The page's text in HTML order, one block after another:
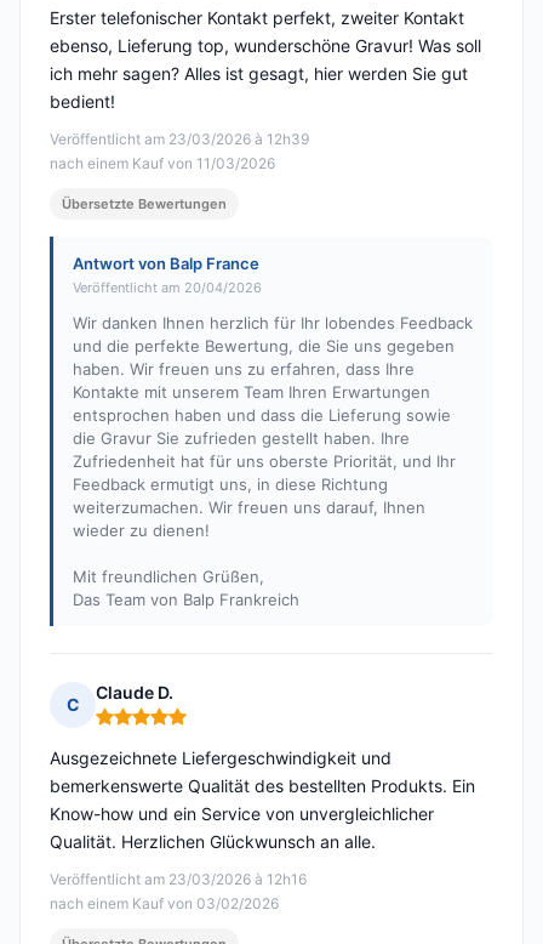
Veröffentlicht am 23/03/2026 à 12h39
nach einem Kauf von 11/03/2026
Erster telefonischer Kontakt perfekt, zweiter Kontakt
ebenso, Lieferung top, wunderschöne Gravur! Was soll
ich mehr sagen? Alles ist gesagt, hier werden Sie gut
bedient!
Übersetzte Bewertungen
Antwort von Balp France
Veröffentlicht am 20/04/2026
Wir danken Ihnen herzlich für Ihr lobendes Feedback
und die perfekte Bewertung, die Sie uns gegeben
haben. Wir freuen uns zu erfahren, dass Ihre
Kontakte mit unserem Team Ihren Erwartungen
entsprochen haben und dass die Lieferung sowie
die Gravur Sie zufrieden gestellt haben. Ihre
Zufriedenheit hat für uns oberste Priorität, und Ihr
Feedback ermutigt uns, in diese Richtung
weiterzumachen. Wir freuen uns darauf, Ihnen
wieder zu dienen!
Mit freundlichen Grüßen,
Das Team von Balp Frankreich
C
Claude D.
Hinweis: 5 von 5
Veröffentlicht am 23/03/2026 à 12h16
nach einem Kauf von 03/02/2026
Ausgezeichnete Liefergeschwindigkeit und
bemerkenswerte Qualität des bestellten Produkts. Ein
Know-how und ein Service von unvergleichlicher
Qualität. Herzlichen Glückwunsch an alle.